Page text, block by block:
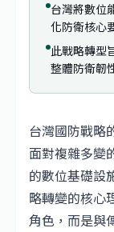
台灣將數位
化防衛核心
此戰略轉型
整體防衛韌
台灣國防戰略
面對複雜多變
的數位基礎設
略轉變的核心
角色，而是與